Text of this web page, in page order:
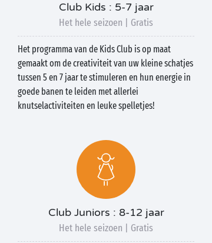
Club Kids : 5-7 jaar
Het hele seizoen | Gratis
Het programma van de Kids Club is op maat
gemaakt om de creativiteit van uw kleine schatjes
tussen 5 en 7 jaar te stimuleren en hun energie in
goede banen te leiden met allerlei
knutselactiviteiten en leuke spelletjes!
Club Juniors : 8-12 jaar
Het hele seizoen | Gratis